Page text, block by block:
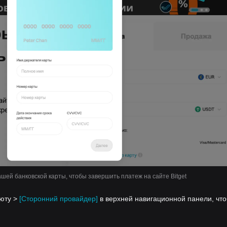
банковской карты, чтобы завершить платеж на сайте Bitget
> [Сторонний провайдер] в верхней навигационной панели,